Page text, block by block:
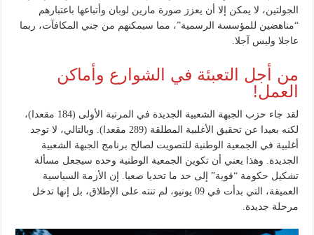
الجولتين، لا يمكن إلا أن يعزز صورة مارين لوبان وأتباعها باعتبارهم
“مناهضين للمؤسسة الرسمية”، مما سيمكنهم من جني المكافآت، ربما
عاجلا وليس آجلا.
من أجل التعبئة في الشوارع وأماكن
العمل!
لقد جاء حزب الجبهة الشعبية الجديدة في المرتبة الأولى (184 مقعدا)،
لكنه بعيدا عن تحقيق الأغلبية المطلقة (289 مقعدا). ​​وبالتالي، لا توجد
أغلبية في الجمعية الوطنية للتصويت لصالح برنامج الجبهة الشعبية
الجديدة. وهذا يعني أن تكوين الجمعية الوطنية وحده سيجعل مسألة
تشكيل حكومة “قوية” إلى حد ما تحديا صعبا. إن الأزمة السياسية
العميقة، التي بدأت في 09 يونيو، لم تنته على الإطلاق، بل إنها تدخل
مرحلة جديدة.